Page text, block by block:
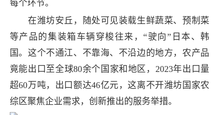
每个环节。
在潍坊安丘，随处可见装载生鲜蔬菜、预制菜
等产品的集装箱车辆穿梭往来，“驶向”日本、韩
国。这个不通江、不靠海、不沿边的地方，农产品
竟能出口至全球80余个国家和地区，2023年出口量
超60万吨，出口额达46亿元，这离不开潍坊国家农
综区聚焦企业需求，创新推出的服务举措。